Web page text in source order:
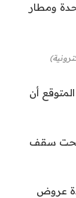
ومطار
أن
تحت سقف
عروض